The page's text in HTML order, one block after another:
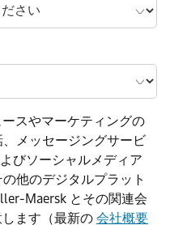
スやマーケティングの
メッセージングサービ
びソーシャルメディア
他のデジタルプラット
Maersk とその関連会
ます（最新の 会社概要